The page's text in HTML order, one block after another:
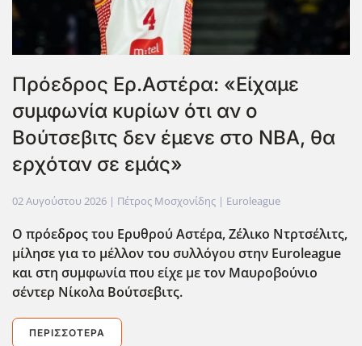
Πρόεδρος Ερ.Αστέρα: «Είχαμε
συμφωνία κυρίων ότι αν ο
Βούτσεβιτς δεν έμενε στο ΝΒΑ, θα
ερχόταν σε εμάς»
02 Αυγούστου 2026 | Πέτρος Μοσχονίδης | Euroleague
Ο πρόεδρος του Ερυθρού Αστέρα, Ζέλικο Ντρτσέλιτς,
μίλησε για το μέλλον του συλλόγου στην Euroleague
και στη συμφωνία που είχε με τον Μαυροβούνιο
σέντερ Νίκολα Βούτσεβιτς.
ΠΕΡΙΣΣΌΤΕΡΑ